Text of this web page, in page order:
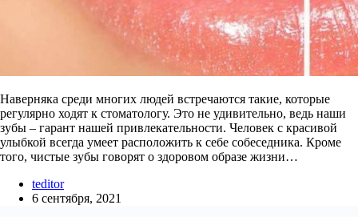
Наверняка среди многих людей встречаются такие, которые
регулярно ходят к стоматологу. Это не удивительно, ведь наши
зубы – гарант нашей привлекательности. Человек с красивой
улыбкой всегда умеет расположить к себе собеседника. Кроме
того, чистые зубы говорят о здоровом образе жизни…
teditor
6 сентября, 2021